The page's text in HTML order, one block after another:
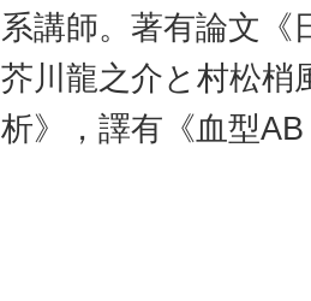
系講師。著有論文
芥川龍之介と村松梢
析》，譯有《血型